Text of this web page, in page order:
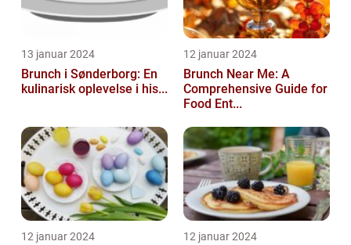
13 januar 2024
Brunch i Sønderborg: En
kulinarisk oplevelse i his...
12 januar 2024
Brunch Near Me: A
Comprehensive Guide for
Food Ent...
12 januar 2024 12 januar 2024